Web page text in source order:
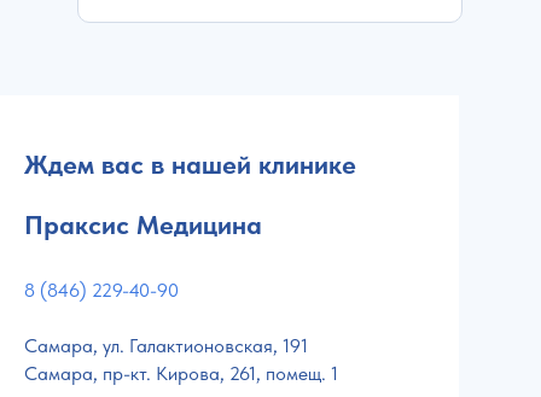
Ждем вас в нашей клинике
Праксис Медицина
8 (846) 229-40-90
Самара, ул. Галактионовская, 191
Самара, пр-кт. Кирова, 261, помещ. 1